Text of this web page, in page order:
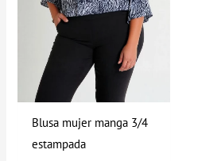
Blusa mujer manga 3/4
estampada